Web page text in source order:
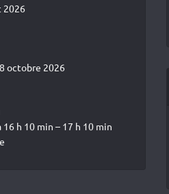
2026
octobre 2026
h 10 min – 17 h 10 min